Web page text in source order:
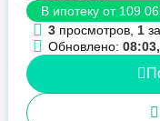
В ипотеку от 109
3 просмотров, 1
Обновлено: